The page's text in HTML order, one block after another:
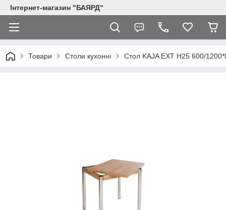
Інтернет-магазин "БАЯРД"
Товари Столи кухонні Стол KAJA EXT H25 600/